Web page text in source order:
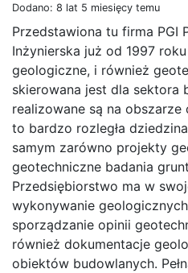
Dodano: 8 lat 5 miesięcy temu
Przedstawiona tu firma PGI
Inżynierska już od 1997 roku
geologiczne, i również
skierowana jest dla sektora
realizowane są na obszarze
to bardzo rozległa
samym zarówno projekty
geotechniczne badania
Przedsiębiorstwo ma w
wykonywanie
sporządzanie opinii
również dokumentacje
obiektów budowlanych.